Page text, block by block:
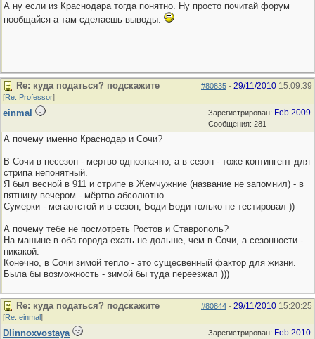
А ну если из Краснодара тогда понятно. Ну просто почитай форум
пообщайся а там сделаешь выводы.
#80835 - 29/11/2010 15:09:39
Re: куда податься? подскажите
[Re: Professor]
Зарегистрирован: Feb 2009
Сообщения: 281
einmal
А почему именно Краснодар и Сочи?
В Сочи в несезон - мертво однозначно, а в сезон - тоже контингент для
стрипа непонятный.
Я был весной в 911 и стрипе в Жемчужние (название не запомнил) - в
пятницу вечером - мёртво абсолютно.
Сумерки - мегаотстой и в сезон, Боди-Боди только не тестировал ))
А почему тебе не посмотреть Ростов и Ставрополь?
На машине в оба города ехать не дольше, чем в Сочи, а сезонности -
никакой.
Конечно, в Сочи зимой тепло - это сущесвенный фактор для жизни.
Была бы возможность - зимой бы туда переезжал )))
#80844 - 29/11/2010 15:20:25
Re: куда податься? подскажите
[Re: einmal]
Зарегистрирован: Feb 2010
Dlinnoxvostaya